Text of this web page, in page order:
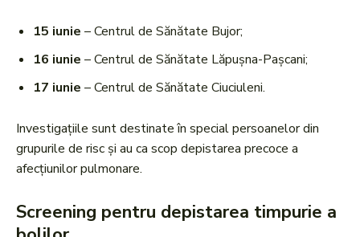
15 iunie – Centrul de Sănătate Bujor;
16 iunie – Centrul de Sănătate Lăpușna-Pașcani;
17 iunie – Centrul de Sănătate Ciuciuleni.
Investigațiile sunt destinate în special persoanelor din
grupurile de risc și au ca scop depistarea precoce a
afecțiunilor pulmonare.
Screening pentru depistarea timpurie a